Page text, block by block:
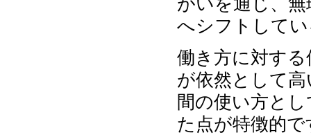
へシフトして
働き方に対す
が依然として
間の使い方と
た点が特徴的